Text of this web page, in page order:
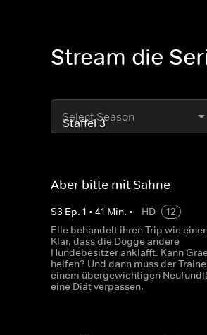
Stream die
Select Season
Aber bitte mit Sahne
S3 Ep. 1 • 41 Min. • HD
12
Elle behandelt ihren Trip wie
Klar, dass die Dogge andere
Hundebesitzer ankläfft. Kann
helfen? Und dann muss der
einem übergewichtigen
eine Diät verpassen.